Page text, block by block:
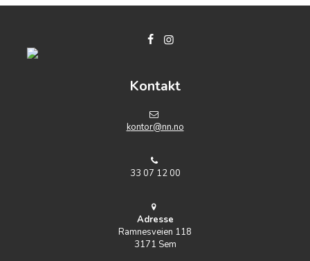
Kontakt
kontor@nn.no
33 07 12 00
Adresse
Ramnesveien 118
3171 Sem